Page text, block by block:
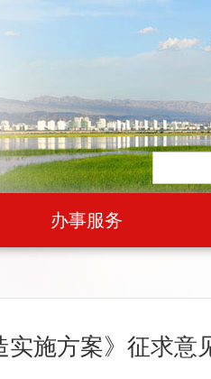
办事服务
施方案》征求意